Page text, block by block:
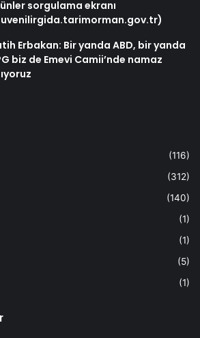
sorgulama ekranı
Erbakan: Bir yanda ABD, bir yanda
biz de Emevi Camii’nde namaz
(116)
(312)
(140)
(1)
(1)
(5)
(1)